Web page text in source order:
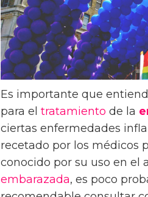
Es importante que
para el tratamiento de la
ciertas enfermedades
recetado por los médicos
conocido por su uso en el
embarazada, es poco